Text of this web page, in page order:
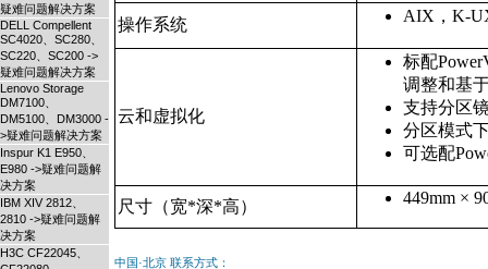
疑难问题解决方案
DELL Compellent
SC4020、SC280、
SC220、SC200 ->
疑难问题解决方案
Lenovo Storage
DM7100、
DM5100、DM3000 -
>疑难问题解决方案
Inspur K1 E950、
E980 ->疑难问题解
决方案
IBM XIV 2812、
2810 ->疑难问题解
决方案
H3C CF22045、
操作系统 AIX，K-
云和虚拟化
标配
调整和基
支持分区
分区模式
可选配
尺寸（宽*深*高） 449mm ×
中国·北京 联系方式：